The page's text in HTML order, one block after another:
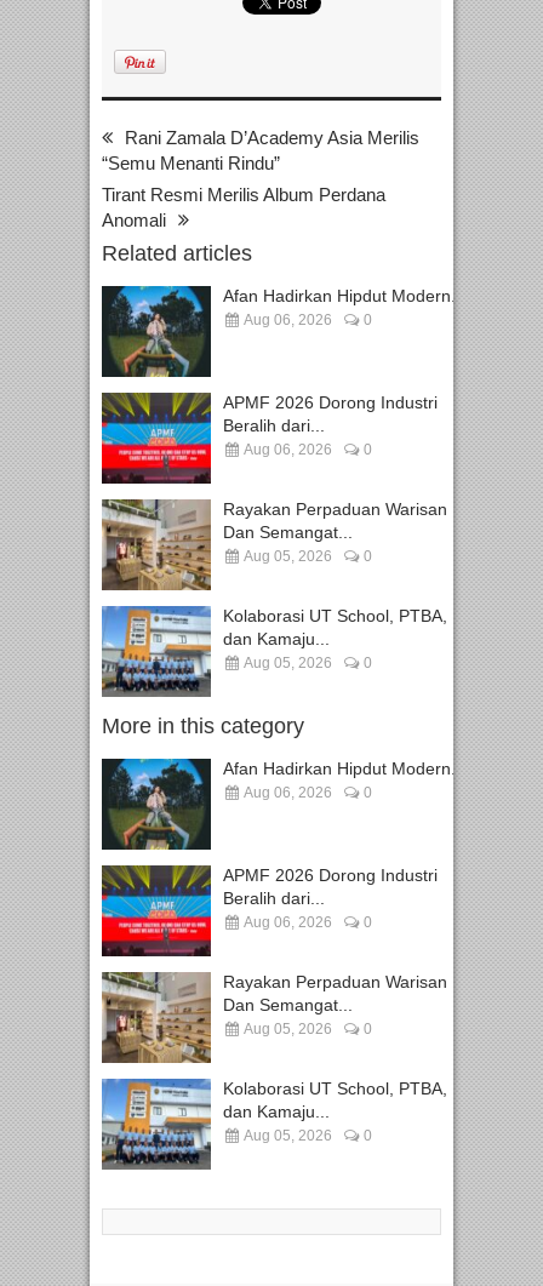
Rani Zamala D’Academy Asia Merilis
“Semu Menanti Rindu”
Tirant Resmi Merilis Album Perdana
Anomali
Related articles
Afan Hadirkan Hipdut Modern...
Aug 06, 2026 0
APMF 2026 Dorong Industri
Beralih dari...
Aug 06, 2026 0
Rayakan Perpaduan Warisan
Dan Semangat...
Aug 05, 2026 0
Kolaborasi UT School, PTBA,
dan Kamaju...
Aug 05, 2026 0
More in this category
Afan Hadirkan Hipdut Modern...
Aug 06, 2026 0
APMF 2026 Dorong Industri
Beralih dari...
Aug 06, 2026 0
Rayakan Perpaduan Warisan
Dan Semangat...
Aug 05, 2026 0
Kolaborasi UT School, PTBA,
dan Kamaju...
Aug 05, 2026 0